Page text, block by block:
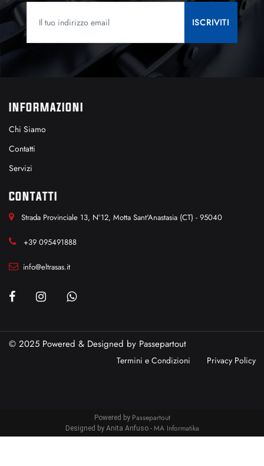
INFORMAZIONI
Chi Siamo
Contatti
Servizi
CONTATTI
Strada Provinciale 13, N°12, Motta Sant'Anastasia (CT) - 95040
+39 095491888
info@eltrasas.it
© 2025 Powered & Designed by Passepartout
Termini e Condizioni Privacy Policy
Powered by Passepartout
Designed by Anita Anfuso - MA Informatika